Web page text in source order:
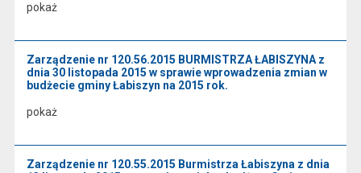
pokaż
Zarządzenie nr 120.56.2015 BURMISTRZA ŁABISZYNA z
dnia 30 listopada 2015 w sprawie wprowadzenia zmian w
budżecie gminy Łabiszyn na 2015 rok.
pokaż
Zarządzenie nr 120.55.2015 Burmistrza Łabiszyna z dnia